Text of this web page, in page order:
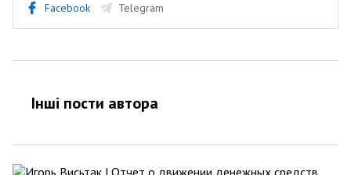
Facebook Telegram
Інші пости автора